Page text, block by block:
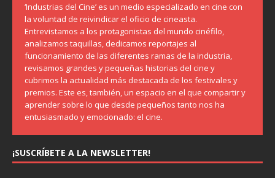
‘Industrias del Cine’ es un medio especializado en cine con
la voluntad de reivindicar el oficio de cineasta.
Entrevistamos a los protagonistas del mundo cinéfilo,
analizamos taquillas, dedicamos reportajes al
funcionamiento de las diferentes ramas de la industria,
revisamos grandes y pequeñas historias del cine y
cubrimos la actualidad más destacada de los festivales y
premios. Este es, también, un espacio en el que compartir y
aprender sobre lo que desde pequeños tanto nos ha
entusiasmado y emocionado: el cine.
¡SUSCRÍBETE A LA NEWSLETTER!